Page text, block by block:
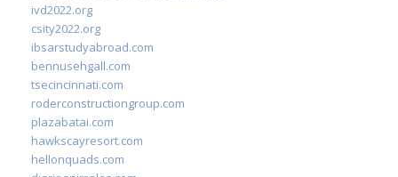
ivd2022.org
csity2022.org
ibsarstudyabroad.com
bennusehgall.com
tsecincinnati.com
roderconstructiongroup.com
plazabatai.com
hawkscayresort.com
hellonquads.com